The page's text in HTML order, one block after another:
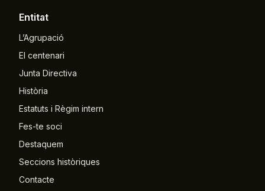
Entitat
L’Agrupació
El centenari
Junta Directiva
Història
Estatuts i Règim intern
Fes-te soci
Destaquem
Seccions històriques
Contacte